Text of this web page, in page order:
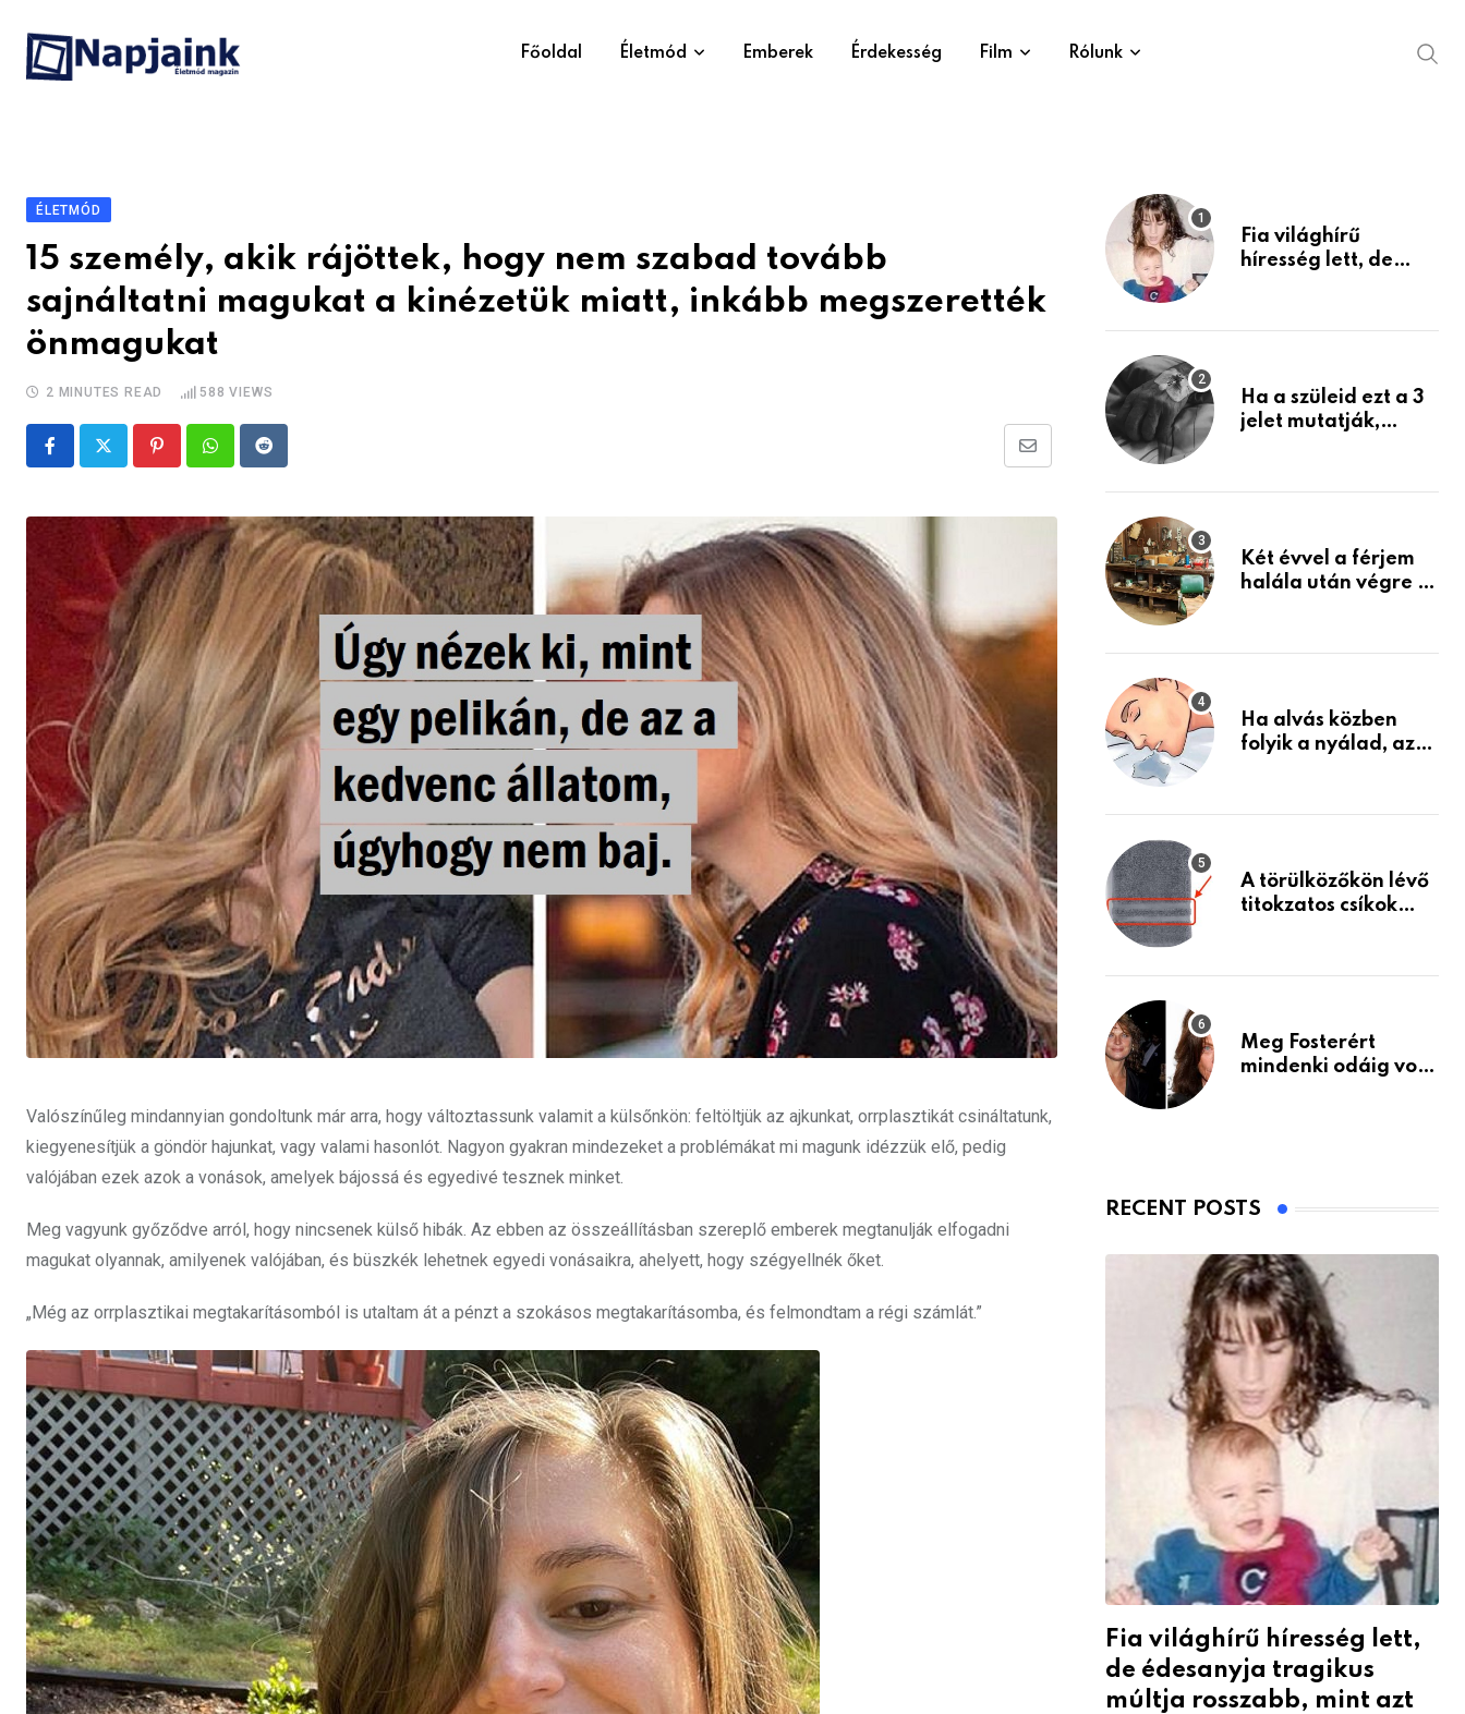
content
Főoldal Életmód Emberek Érdekesség Film Rólunk
ÉLETMÓD
15 személy, akik rájöttek, hogy nem szabad tovább
sajnáltatni magukat a kinézetük miatt, inkább megszerették
önmagukat
2 MINUTES READ 588 VIEWS
PinterestWhatsappReddit
Share
Email
Valószínűleg mindannyian gondoltunk már arra, hogy változtassunk valamit a külsőnkön: feltöltjük az ajkunkat, orrplasztikát csináltatunk,
kiegyenesítjük a göndör hajunkat, vagy valami hasonlót. Nagyon gyakran mindezeket a problémákat mi magunk idézzük elő, pedig
valójában ezek azok a vonások, amelyek bájossá és egyedivé tesznek minket.
Meg vagyunk győződve arról, hogy nincsenek külső hibák. Az ebben az összeállításban szereplő emberek megtanulják elfogadni
magukat olyannak, amilyenek valójában, és büszkék lehetnek egyedi vonásaikra, ahelyett, hogy szégyellnék őket.
„Még az orrplasztikai megtakarításomból is utaltam át a pénzt a szokásos megtakarításomba, és felmondtam a régi számlát.”
Fia világhírű
híresség lett, de
mint azt el tudnád
Ha a szüleid ezt a 3
jelet mutatják,
Készülj fel arra, ami
Két évvel a férjem
halála után végre át
holmiját – amit
életemet
Ha alvás közben
folyik a nyálad, az
A törülközőkön lévő
titokzatos csíkok
Meg Fosterért
mindenki odáig volt
RECENT POSTS
Fia világhírű híresség lett,
de édesanyja tragikus
múltja rosszabb, mint azt